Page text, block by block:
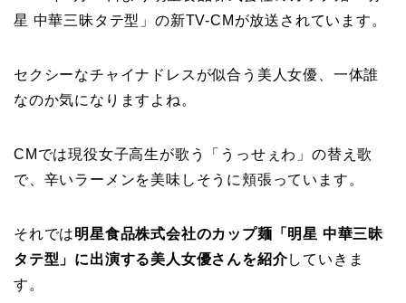
星 中華三昧タテ型」の新TV-CMが放送されています。
セクシーなチャイナドレスが似合う美人女優、一体誰
なのか気になりますよね。
CMでは現役女子高生が歌う「うっせぇわ」の替え歌
で、辛いラーメンを美味しそうに頬張っています。
それでは明星食品株式会社のカップ麺「明星 中華三昧
タテ型」に出演する美人女優さんを紹介していきま
す。